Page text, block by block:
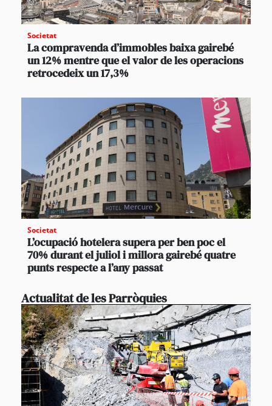
Societat
La compravenda d’immobles baixa gairebé
un 12% mentre que el valor de les operacions
retrocedeix un 17,3%
Societat
L’ocupació hotelera supera per ben poc el
70% durant el juliol i millora gairebé quatre
punts respecte a l’any passat
Actualitat de les Parròquies